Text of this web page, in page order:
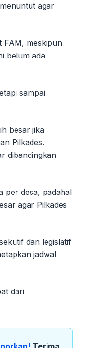
agar
FAM, meskipun
belum ada
sampai
besar jika
Pilkades.
dibandingkan
per desa, padahal
agar Pilkades
dan legislatif
jadwal
dari
Terima